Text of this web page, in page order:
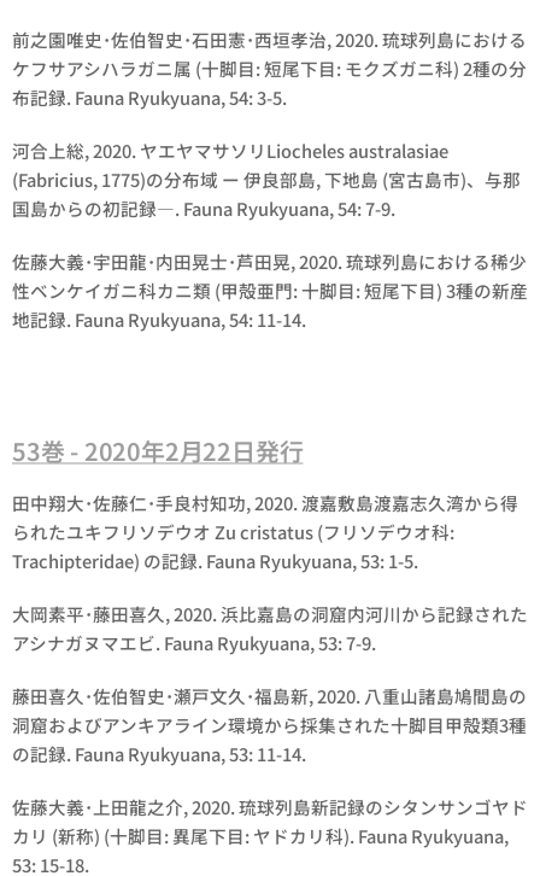
前之園唯史･佐伯智史･石田憲･西垣孝治, 2020. 琉球列島における
ケフサアシハラガニ属 (十脚目: 短尾下目: モクズガニ科) 2種の分
布記録. Fauna Ryukyuana, 54: 3-5.
河合上総, 2020. ヤエヤマサソリLiocheles australasiae
(Fabricius, 1775)の分布域 ー 伊良部島, 下地島 (宮古島市)、与那
国島からの初記録―. Fauna Ryukyuana, 54: 7-9.
佐藤大義･宇田龍･内田晃士･芦田晃, 2020. 琉球列島における稀少
性ベンケイガニ科カニ類 (甲殻亜門: 十脚目: 短尾下目) 3種の新産
地記録. Fauna Ryukyuana, 54: 11-14.
53巻 - 2020年2月22日発行
田中翔大･佐藤仁･手良村知功, 2020. 渡嘉敷島渡嘉志久湾から得
られたユキフリソデウオ Zu cristatus(フリソデウオ科:
Trachipteridae) の記録. Fauna Ryukyuana, 53: 1-5.
大岡素平･藤田喜久, 2020. 浜比嘉島の洞窟内河川から記録された
アシナガヌマエビ. Fauna Ryukyuana, 53: 7-9.
藤田喜久･佐伯智史･瀬戸文久･福島新, 2020. 八重山諸島鳩間島の
洞窟およびアンキアライン環境から採集された十脚目甲殻類3種
の記録. Fauna Ryukyuana, 53: 11-14.
佐藤大義･上田龍之介, 2020. 琉球列島新記録のシタンサンゴヤド
カリ (新称) (十脚目: 異尾下目: ヤドカリ科). Fauna Ryukyuana,
53: 15-18.